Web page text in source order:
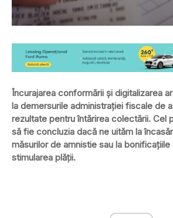
Încurajarea conformării și digitalizarea
la demersurile administrației fiscale de
rezultate pentru întărirea colectării. Cel
să fie concluzia dacă ne uităm la
măsurilor de amnistie sau la
stimularea plății.